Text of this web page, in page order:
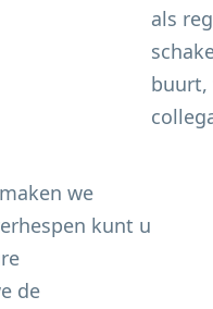
als
buurt,
we
kunt u
de